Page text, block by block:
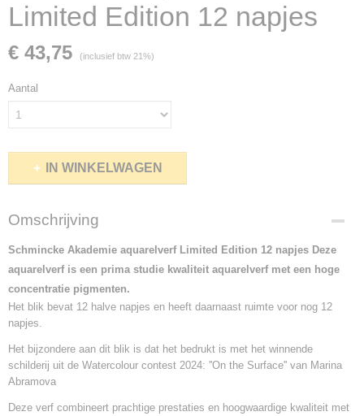
Limited Edition 12 napjes
€ 43,75 (inclusief btw 21%)
Aantal
IN WINKELWAGEN
Omschrijving
Schmincke Akademie aquarelverf Limited Edition 12 napjes Deze
aquarelverf is een prima studie kwaliteit aquarelverf met een hoge
concentratie pigmenten.
Het blik bevat 12 halve napjes en heeft daarnaast ruimte voor nog 12
napjes.
Het bijzondere aan dit blik is dat het bedrukt is met het winnende
schilderij uit de Watercolour contest 2024: ''On the Surface'' van Marina
Abramova
Deze verf combineert prachtige prestaties en hoogwaardige kwaliteit met